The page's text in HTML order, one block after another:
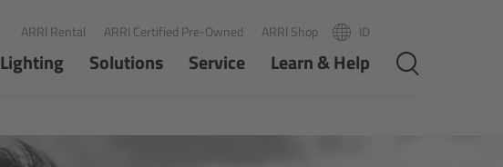
KR PT
ARRI Rental ARRI Certified Pre-Owned ARRI Shop ID
Lighting Solutions Service Learn & Help